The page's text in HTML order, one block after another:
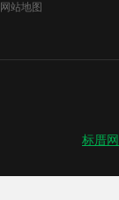
网站地图
标厝网